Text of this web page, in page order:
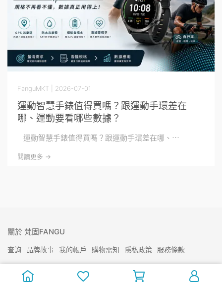
運動智慧手錶值得買嗎？跟運動手環差在
哪、運動要看哪些數據？
FanguMKT | 2026-07-01
運動智慧手錶值得買嗎？跟運動手環差在哪、⋯
閱讀更多 ->
關於 梵固FANGU
查詢 品牌故事 我的帳戶 購物需知 隱私政策 服務條款
服務資訊